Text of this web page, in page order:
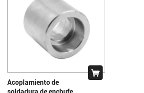
Acoplamiento de